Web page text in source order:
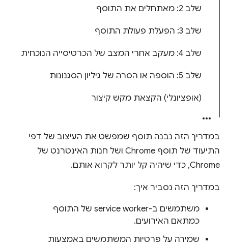
שלב 2: מאתחלים את התוסף
שלב 3: הפעלת פעולת התוסף
שלב 4: מעקב אחרי המצב של הכרטיסייה הנוכחית
שלב 5: הוספה או הסרה של גיליון הסגנונות
(אופציונלי) הקצאת מקש קיצור
במדריך הזה נבנה תוסף שמפשט את העיצוב של דפי
התיעוד של תוסף Chrome ושל חנות האינטרנט של
Chrome, כדי שיהיה קל יותר לקרוא אותם.
במדריך הזה נסביר איך:
משתמשים ב-service worker של התוסף
כמתאם האירועים.
שמירה על פרטיות המשתמשים באמצעות